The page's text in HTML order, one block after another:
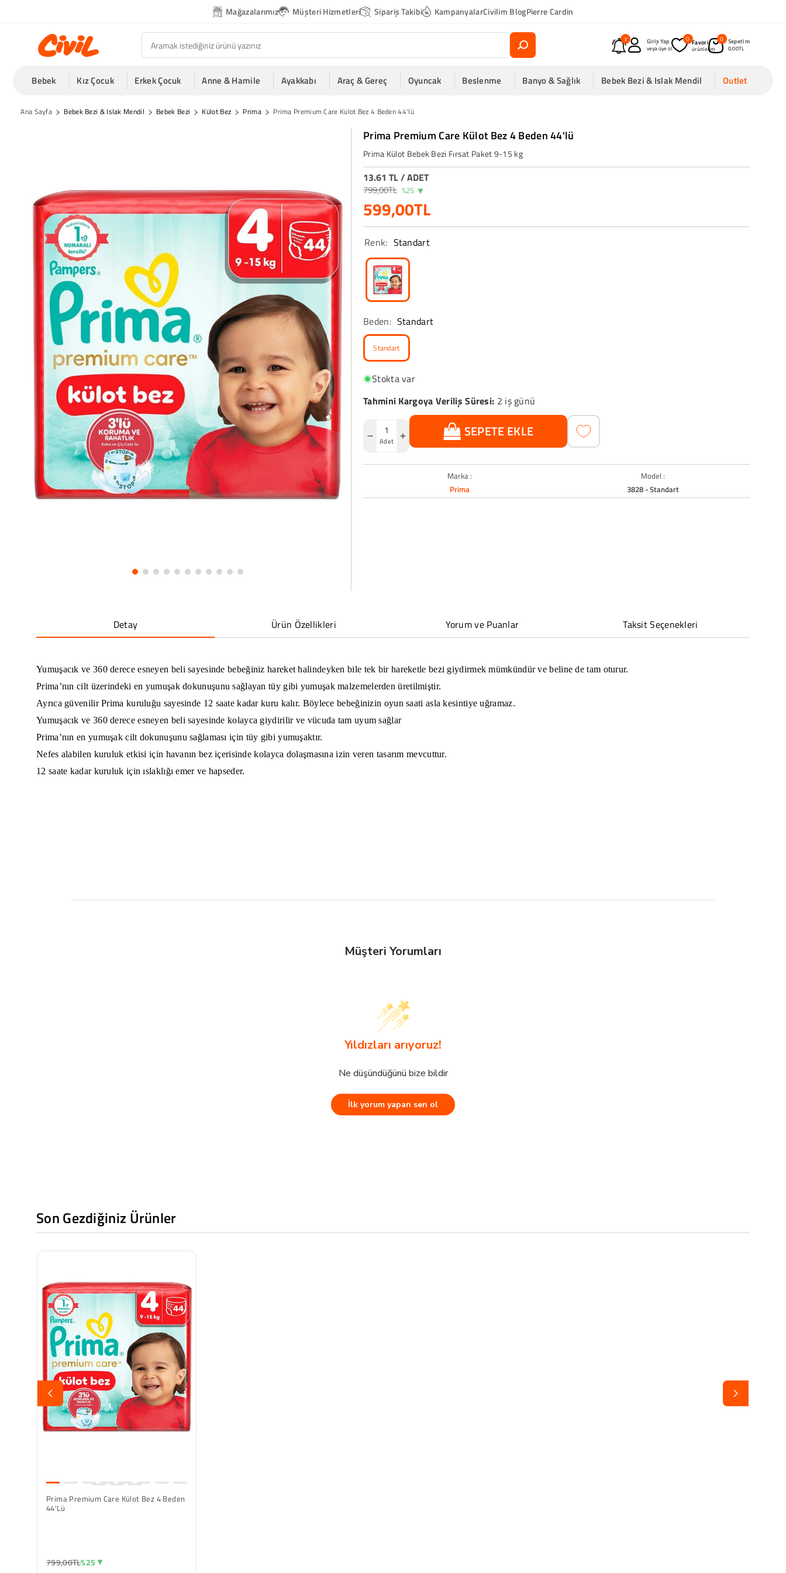
Mağazalarımız Müşteri Hizmetleri Sipariş Takibi KampanyalarCivilim BlogPierre Cardin
3 Giriş Yap
veya üye ol
Favori
0 0 Sepetim
0,00TL
Bebek Kız Çocuk Erkek Çocuk Anne & Hamile Ayakkabı Araç & Gereç Oyuncak Beslenme Banyo & Sağlık Bebek Bezi & Islak Mendil Outlet
Ana Sayfa Bebek Bezi & Islak Mendil Bebek Bezi Külot Bez Prima Prima Premium Care Külot Bez 4 Beden 44'lü
Prima Premium Care Külot Bez 4 Beden 44'lü
Prima Külot Bebek Bezi Fırsat Paket 9-15 kg
599,00TL
799,00TL %25
13.61 TL/ADET
Renk: Standart
Beden: Standart
Standart
Stokta var
Tahmini Kargoya Veriliş Süresi: 2 iş günü
Prima
Adet
Prima
SEPETE EKLE
Marka :
Prima
Model :
3828 - Standart
Detay Ürün Özellikleri Yorum ve Puanlar Taksit Seçenekleri
Yumuşacık ve 360 derece esneyen beli sayesinde bebeğiniz hareket halindeyken bile tek bir hareketle bezi giydirmek mümkündür ve beline de tam oturur.
Prima’nın cilt üzerindeki en yumuşak dokunuşunu sağlayan tüy gibi yumuşak malzemelerden üretilmiştir.
Ayrıca güvenilir Prima kuruluğu sayesinde 12 saate kadar kuru kalır. Böylece bebeğinizin oyun saati asla kesintiye uğramaz.
Yumuşacık ve 360 derece esneyen beli sayesinde kolayca giydirilir ve vücuda tam uyum sağlar
Prima’nın en yumuşak cilt dokunuşunu sağlaması için tüy gibi yumuşaktır.
Nefes alabilen kuruluk etkisi için havanın bez içerisinde kolayca dolaşmasına izin veren tasarım mevcuttur.
12 saate kadar kuruluk için ıslaklığı emer ve hapseder.
Müşteri Yorumları
Yıldızları arıyoruz!
Ne düşündüğünü bize bildir
İlk yorum yapan sen ol
Son Gezdiğiniz Ürünler
Prima Premium Care Külot Bez 4 Beden
44'lü
799,00TL%25